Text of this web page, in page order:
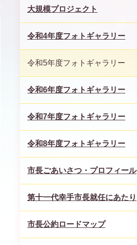
大規模プロジェクト
令和4年度フォトギャラリー
令和5年度フォトギャラリー
令和6年度フォトギャラリー
令和7年度フォトギャラリー
令和8年度フォトギャラリー
市長ごあいさつ・プロフィール
第十一代幸手市長就任にあたり
市長公約ロードマップ